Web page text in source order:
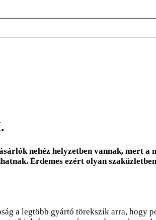
nehéz helyzetben vannak, mert a
Érdemes ezért olyan
a legtöbb gyártó törekszik arra, hogy